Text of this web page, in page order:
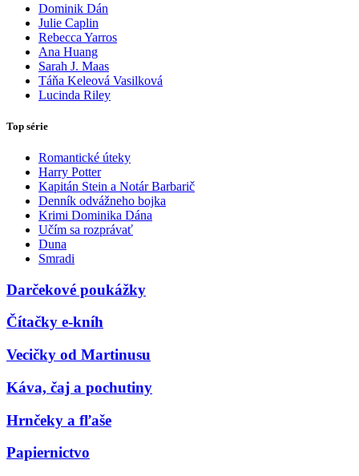
Dominik Dán
Julie Caplin
Rebecca Yarros
Ana Huang
Sarah J. Maas
Táňa Keleová Vasilková
Lucinda Riley
Top série
Romantické úteky
Harry Potter
Kapitán Stein a Notár Barbarič
Denník odvážneho bojka
Krimi Dominika Dána
Učím sa rozprávať
Duna
Smradi
Darčekové poukážky
Čítačky e-kníh
Vecičky od Martinusu
Káva, čaj a pochutiny
Hrnčeky a fľaše
Papiernictvo